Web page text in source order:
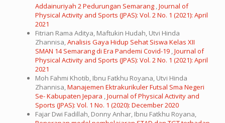
Addainuriyah 2 Pedurungan Semarang ,Journal of
Physical Activity and Sports (JPAS): Vol. 2 No. 1 (2021): April
2021
Fitrian Rama Aditya, Maftukin Hudah, Utvi Hinda
Zhannisa,Analisis Gaya Hidup Sehat Siswa Kelas XII
SMAN 14 Semarang di Era Pandemi Covid-19 ,Journal of
Physical Activity and Sports (JPAS): Vol. 2 No. 1 (2021): April
2021
Moh Fahmi Khotib, Ibnu Fatkhu Royana, Utvi Hinda
Zhannisa,Manajemen Ektrakurikuler Futsal Sma Negeri
Se- Kabupaten Jepara ,Journal of Physical Activity and
Sports (JPAS): Vol. 1 No. 1 (2020): December 2020
Fajar Dwi Fadillah, Donny Anhar, Ibnu Fatkhu Royana,